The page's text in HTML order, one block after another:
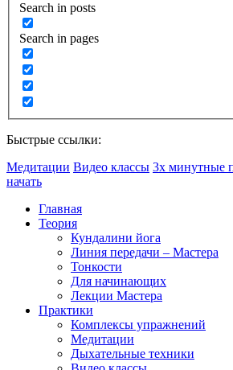
Search in posts
Search in pages
Быстрые ссылки:
Медитации Видео классы 3х минутные
начать
Главная
Теория
Кундалини йога
Линия передачи – Мастера
Тонкости
Для начинающих
Лекции Мастера
Практики
Комплексы упражнений
Медитации
Дыхательные техники